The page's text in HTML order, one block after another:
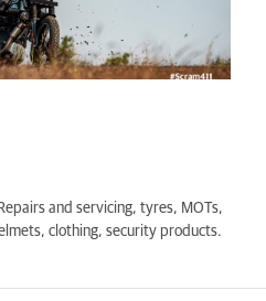
and servicing, tyres, MOTs,
clothing, security products.